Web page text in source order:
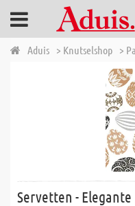
Aduis > Knutselshop >
Servetten -